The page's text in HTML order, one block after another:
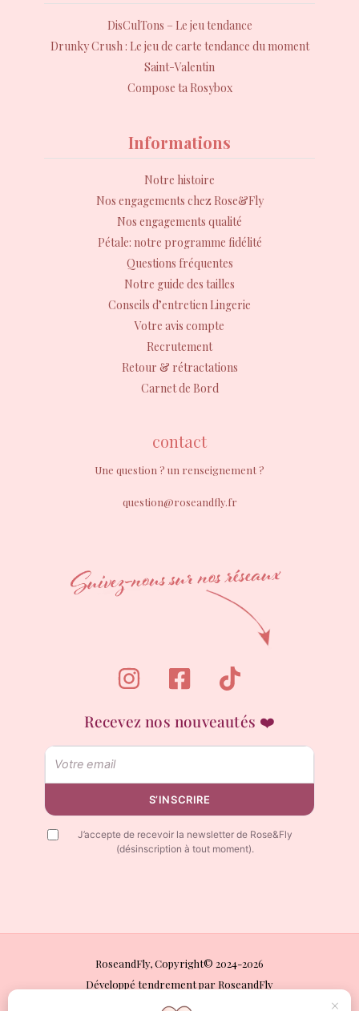
DisCulTons – Le jeu tendance
Drunky Crush : Le jeu de carte tendance du moment
Saint-Valentin
Compose ta Rosybox
Informations
Notre histoire
Nos engagements chez Rose&Fly
Nos engagements qualité
Pétale: notre programme fidélité
Questions fréquentes
Notre guide des tailles
Conseils d’entretien Lingerie
Votre avis compte
Recrutement
Retour & rétractations
Carnet de Bord
contact
Une question ? un renseignement ?
question@roseandfly.fr
Recevez nos nouveautés ❤️
Email
S’INSCRIRE
J’accepte de recevoir la newsletter de Rose&Fly
(désinscription à tout moment).
RoseandFly, Copyright© 2024-2026
Développé tendrement par RoseandFly
×